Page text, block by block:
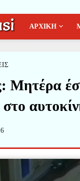
ΑΡΧΙΚΗ
Μητέρα